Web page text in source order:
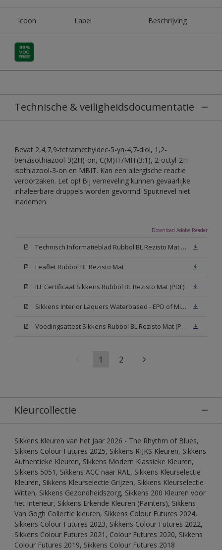
Icoon Label Beschrijving
Technische & veiligheidsdocumentatie
Bevat 2,4,7,9-tetramethyldec-5-yn-4,7-diol, 1,2-
benzisothiazool-3(2H)-on, C(M)IT/MIT(3:1), 2-octyl-2H-
isothiazool-3-on en MBIT. Kan een allergische reactie
veroorzaken. Let op! Bij verneveling kunnen gevaarlijke
inhaleerbare druppels worden gevormd. Spuitnevel niet
inademen.
Download Adobe Reader
Technisch Informatieblad Rubbol BL Rezisto Mat (PDF)
Leaflet Rubbol BL Rezisto Mat
ILF Certificaat Sikkens Rubbol BL Rezisto Mat (PDF)
Sikkens Interior Laquers Waterbased - EPD of Milieuproductverklaring
Voedingsattest Sikkens Rubbol BL Rezisto Mat (PDF)
1 2
Kleurcollectie
Sikkens Kleuren van het Jaar 2026 - The Rhythm of Blues,
Sikkens Colour Futures 2025, Sikkens RIJKS Kleuren, Sikkens
Authentieke Kleuren, Sikkens Modern Klassieke Kleuren,
Sikkens 5051, Sikkens ACC naar RAL, Sikkens Kleurselectie
Kleuren, Sikkens Kleurselectie Grijzen, Sikkens Kleurselectie
Witten, Sikkens Gezondheidszorg, Sikkens 200 Kleuren voor
het Interieur, Sikkens Erkende Kleuren (Painters), Sikkens
Van Gogh Collectie kleuren, Sikkens Colour Futures 2024,
Sikkens Colour Futures 2023, Sikkens Colour Futures 2022,
Sikkens Colour Futures 2021, Colour Futures 2020, Sikkens
Colour Futures 2019, Sikkens Colour Futures 2018